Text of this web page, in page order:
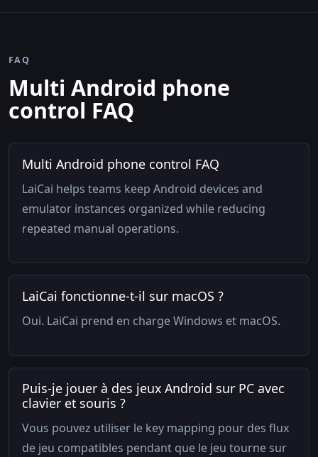
FAQ
Multi Android phone
control FAQ
Multi Android phone control FAQ
LaiCai helps teams keep Android devices and
emulator instances organized while reducing
repeated manual operations.
LaiCai fonctionne-t-il sur macOS ?
Oui. LaiCai prend en charge Windows et macOS.
Puis-je jouer à des jeux Android sur PC avec
clavier et souris ?
Vous pouvez utiliser le key mapping pour des flux
de jeu compatibles pendant que le jeu tourne sur